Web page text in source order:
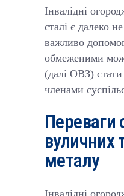
Інвалідні
сталі є далеко
важливо
обмеженими
(далі ОВЗ)
членами
Переваги
вуличних
металу
Інвалідні